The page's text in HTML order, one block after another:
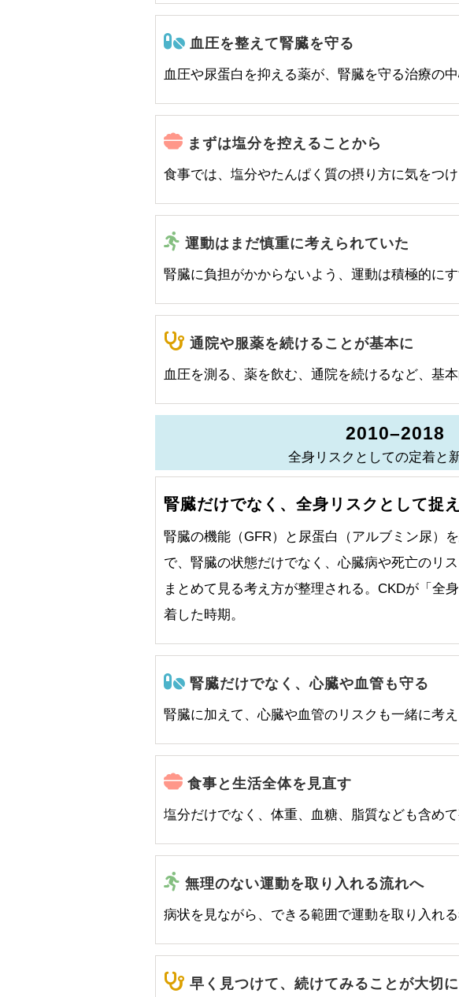
血圧を整えて腎臓を守る
血圧や尿蛋白を抑える薬が、腎臓を守る治療の中
まずは塩分を控えることから
食事では、塩分やたんぱく質の摂り方に気をつ
運動はまだ慎重に考えられていた
腎臓に負担がかからないよう、運動は積極的に
通院や服薬を続けることが基本に
血圧を測る、薬を飲む、通院を続けるなど、基
2010–2018
全身リスクとしての定着と
腎臓だけでなく、全身リスクとして捉
腎臓の機能（GFR）と尿蛋白（アルブミン尿）
で、腎臓の状態だけでなく、心臓病や死亡のリ
まとめて見る考え方が整理される。CKDが「全
着した時期。
腎臓だけでなく、心臓や血管も守る
腎臓に加えて、心臓や血管のリスクも一緒に考え
食事と生活全体を見直す
塩分だけでなく、体重、血糖、脂質なども含め
無理のない運動を取り入れる流れへ
病状を見ながら、できる範囲で運動を取り入れる
早く見つけて、続けてみることが大切に